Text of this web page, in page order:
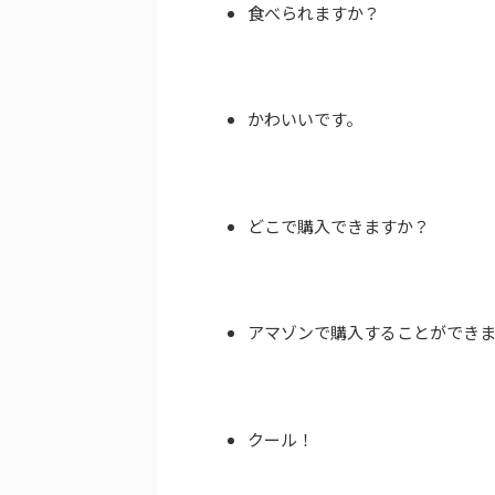
食べられますか？
かわいいです。
どこで購入できますか？
アマゾンで購入することができ
クール！